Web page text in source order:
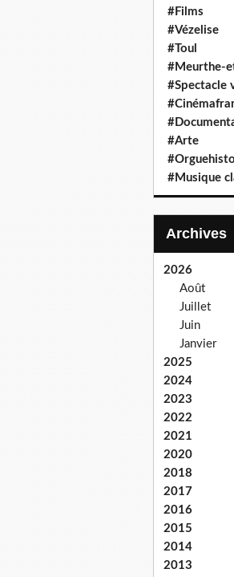
#Films
#Vézelise
#Toul
#Meurthe-
#Spectacle
#Arte
#Musique
Archives
2026
Août
Juillet
Juin
Janvier
2025
2024
2023
2022
2021
2020
2018
2017
2016
2015
2014
2013